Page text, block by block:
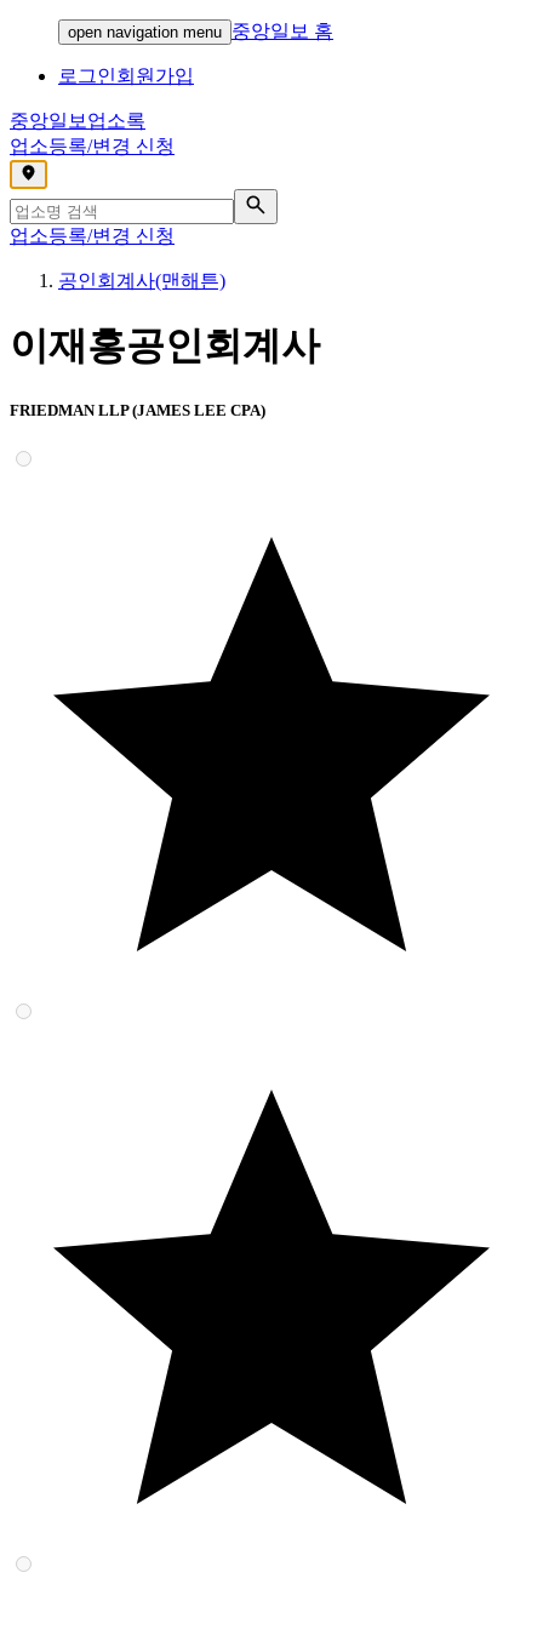
open navigation menu 중앙일보 홈
로그인회원가입
중앙일보 업소록
업소등록/변경 신청
,
업소등록/변경 신청
공인회계사(맨해튼)
이재홍공인회계사
FRIEDMAN LLP (JAMES LEE CPA)